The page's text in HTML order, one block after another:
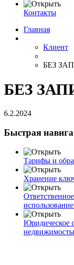
Контакты
Главная
Клиент
БЕЗ
БЕЗ
6.2.2024
Быстрая
Тарифы и
Хранение
Юридическое